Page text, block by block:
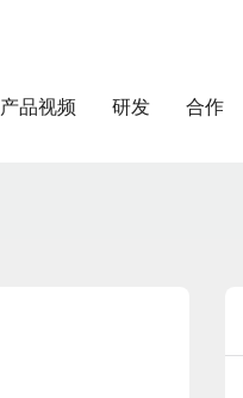
产品视频 研发 合作